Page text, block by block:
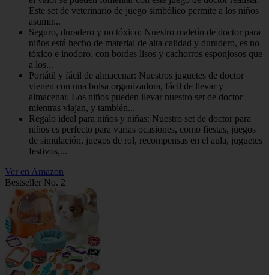
Este set de veterinario de juego simbólico permite a los niños
asumir...
Seguro, duradero y no tóxico: Nuestro maletín de doctor para
niños está hecho de material de alta calidad y duradero, es no
tóxico e inodoro, con bordes lisos y cachorros esponjosos que
a los...
Portátil y fácil de almacenar: Nuestros juguetes de doctor
vienen con una bolsa organizadora, fácil de llevar y
almacenar. Los niños pueden llevar nuestro set de doctor
mientras viajan, y también...
Regalo ideal para niños y niñas: Nuestro set de doctor para
niños es perfecto para varias ocasiones, como fiestas, juegos
de simulación, juegos de rol, recompensas en el aula, juguetes
festivos,...
Ver en Amazon
Bestseller No. 2